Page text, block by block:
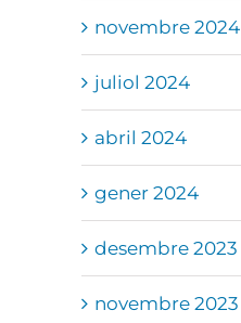
novembre 2024
juliol 2024
abril 2024
gener 2024
desembre 2023
novembre 2023